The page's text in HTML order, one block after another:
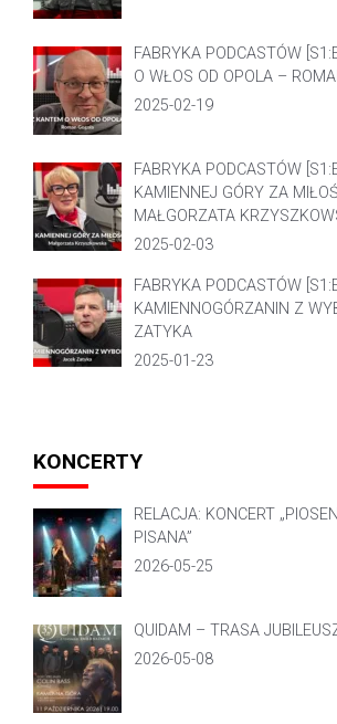
FABRYKA PODCASTÓW
O WŁOS OD OPOLA –
2025-02-19
FABRYKA PODCASTÓW
KAMIENNEJ GÓRY ZA
MAŁGORZATA
2025-02-03
FABRYKA PODCASTÓW
KAMIENNOGÓRZANIN Z
ZATYKA
2025-01-23
KONCERTY
RELACJA: KONCERT
PISANA”
2026-05-25
QUIDAM – TRASA
2026-05-08